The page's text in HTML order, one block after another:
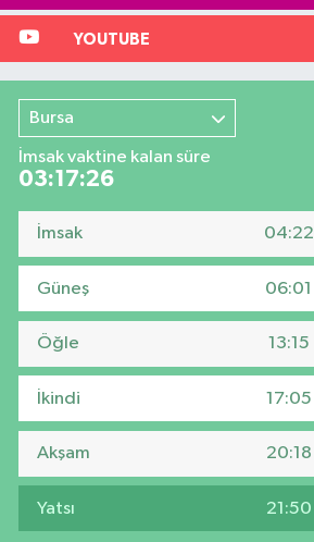
YOUTUBE
Bursa
İmsak vaktine kalan süre
03:17:26
İmsak 04:22
Güneş 06:01
Öğle 13:15
İkindi 17:05
Akşam 20:18
Yatsı 21:50